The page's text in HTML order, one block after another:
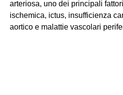
arteriosa, uno dei principali
ischemica, ictus, insufficienza
aortico e malattie vascolari